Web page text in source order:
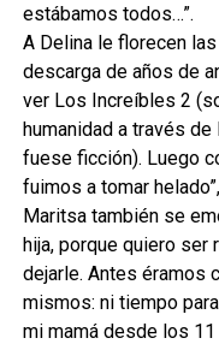
estábamos todos…”.
A Delina le florecen
descarga de años de
ver Los Increíbles 2
humanidad a través
fuese ficción). Luego
fuimos a tomar
Maritsa también se
hija, porque quiero ser
dejarle. Antes éramos
mismos: ni tiempo
mi mamá desde los